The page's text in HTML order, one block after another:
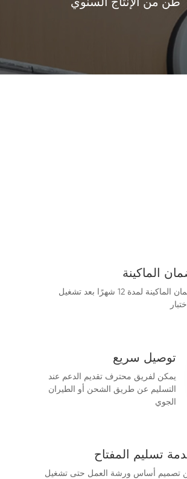
طن من الإنتاج السنوي
الماكينة
ضمان الماكينة لمدة 12 شهرًا بعد تشغيل
توصيل سريع
يمكن لفريق محترف تقديم الدعم عند
التسليم عن طريق الشحن أو الطيران
الجوي
تسليم المفتاح
تصميم أساس ورشة العمل حتى تشغيل